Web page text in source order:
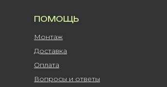
ПОМОЩЬ
Вопросы и ответы
Оплата
Доставка
Монтаж